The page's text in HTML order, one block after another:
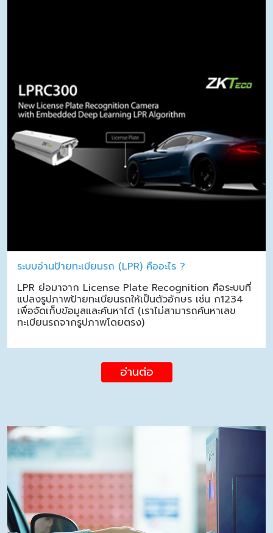
ระบบอ่านป้ายทะเบียนรถ (LPR) คืออะไร ?
LPR ย่อมาจาก License Plate Recognition คือระบบที่
แปลงรูปภาพป้ายทะเบียนรถให้เป็นตัวอักษร เช่น ก1234
เพื่อจัดเก็บข้อมูลและค้นหาได้ (เราไม่สามารถค้นหาเลข
ทะเบียนรถจากรูปภาพโดยตรง)
อ่านต่อ